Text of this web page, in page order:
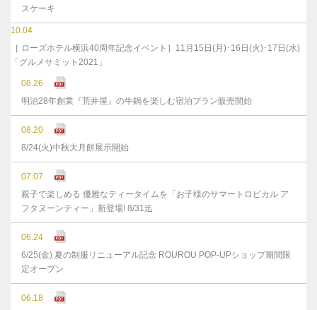
スケーキ
10.04
［ ローズホテル横浜40周年記念イベント］11月15日(月)･16日(火)･17日(水)
「グルメサミット2021」
08.26
明治28年創業『荒井屋』の牛鍋を楽しむ宿泊プラン販売開始
08.20
8/24(火)中秋大月餅展示開始
07.07
親子で楽しめる 優雅なティータイムを「お子様のサマートロピカル ア
フタヌーンティー」新登場! 8/31迄
06.24
6/25(金) 夏の制服リニューアル記念 ROUROU POP-UPショップ期間限
定オープン
06.18